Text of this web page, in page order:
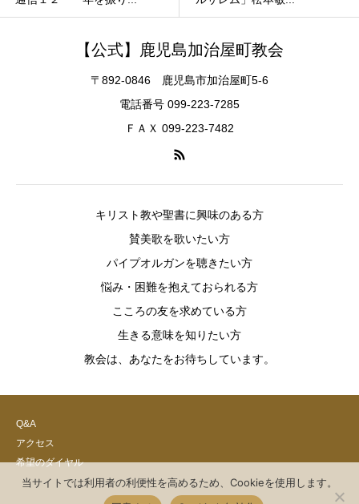
【公式】鹿児島加治屋町教会
〒892-0846 鹿児島市加治屋町5-6
電話番号 099-223-7285
ＦＡＸ 099-223-7482
キリスト教や聖書に興味のある方
賛美歌を歌いたい方
パイプオルガンを聴きたい方
悩み・困難を抱えておられる方
こころの友を求めている方
生きる意味を知りたい方
教会は、あなたをお待ちしています。
Q&A
アクセス
希望のダイヤル
当サイトでは利用者の利便性を高めるため、Cookieを使用します。